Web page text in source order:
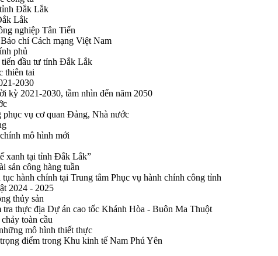
tỉnh Đắk Lắk
Lắk
nghiệp Tân Tiến
chí Cách mạng Việt Nam
phủ
đầu tư tỉnh Đắk Lắk
thiên tai
2030
kỳ 2021-2030, tầm nhìn đến năm 2050
vụ cơ quan Đảng, Nhà nước
mô hình mới
xanh tại tỉnh Đắk Lắk”
sản công hàng tuần
hành chính tại Trung tâm Phục vụ hành chính công tỉnh
2024 - 2025
thủy sản
thực địa Dự án cao tốc Khánh Hòa - Buôn Ma Thuột
toàn cầu
mô hình thiết thực
điểm trong Khu kinh tế Nam Phú Yên